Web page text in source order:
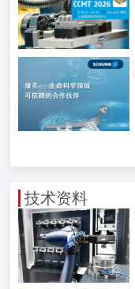
技术资料